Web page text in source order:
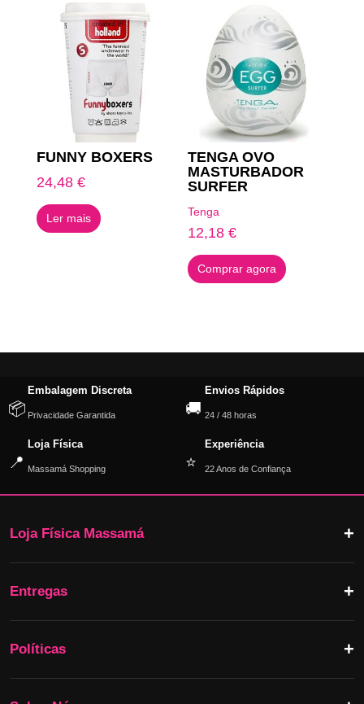
FUNNY BOXERS
24,48 €
Ler mais
TENGA OVO
MASTURBADOR
SURFER
Tenga
12,18€
Comprar agora
📦
Embalagem Discreta
Privacidade Garantida 🚚
Envios Rápidos
24 / 48 horas
📍
Loja Física
Massamá Shopping ⭐
Experiência
22 Anos de Confiança
Loja Física Massamá
Entregas
Políticas